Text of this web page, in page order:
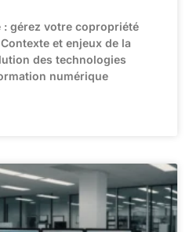
: gérez votre copropriété
et enjeux de la
des technologies
numérique